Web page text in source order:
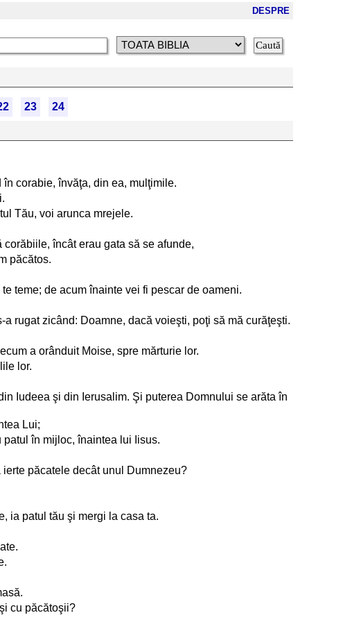
DESPRE
23
24
corabie, învăţa, din ea, mulţimile.
Tău, voi arunca mrejele.
încât erau gata să se afunde,
păcătos.
teme; de acum înainte vei fi pescar de oameni.
rugat zicând: Doamne, dacă voieşti, poţi să mă curăţeşti.
a orânduit Moise, spre mărturie lor.
lor.
Iudeea şi din Ierusalim. Şi puterea Domnului se arăta în
Lui;
în mijloc, înaintea lui Iisus.
păcatele decât unul Dumnezeu?
ia patul tău şi mergi la casa ta.
cu păcătoşii?